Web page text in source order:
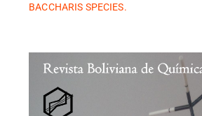
BACCHARIS SPECIES.